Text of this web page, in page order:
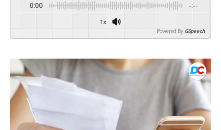
0:00 -:--
1x
Powered By GSpeech